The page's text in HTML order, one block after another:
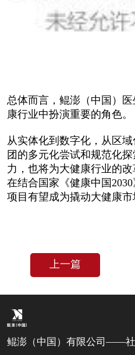
总体而言，鲲澎（中国）
康行业中扮演重要的角色。
从实体化到数字化，从区
团的多元化尝试和规范化
力，也将为大健康行业的改
在结合国家《健康中国
项目有望成为撬动大健康市
上一篇
鲲澎（中国）有限公司——